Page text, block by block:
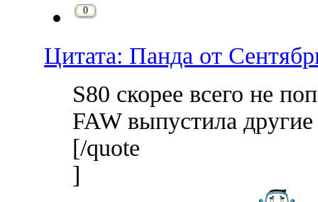
0
Цитата: Панда от
S80 скорее всего не
FAW выпустила
[/quote
]